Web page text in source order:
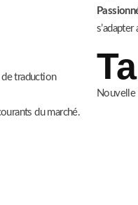
traduction
du marché.